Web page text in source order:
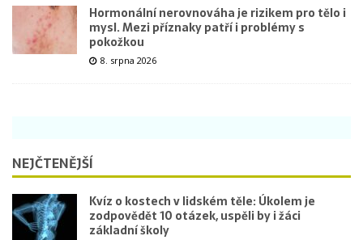
Hormonální nerovnováha je rizikem pro tělo i
mysl. Mezi příznaky patří i problémy s
pokožkou
8. srpna 2026
NEJČTENĚJŠÍ
Kvíz o kostech v lidském těle: Úkolem je
zodpovědět 10 otázek, uspěli by i žáci
základní školy